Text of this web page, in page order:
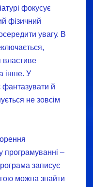
фокусує
фізичний
увагу. В
властиве
інше. У
фантазувати й
не зовсім
програмуванні –
записує
можна знайти